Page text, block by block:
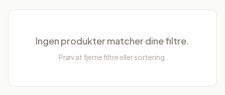
Ingen produkter matcher dine filtre.
Prøv at fjerne filtre eller sortering.